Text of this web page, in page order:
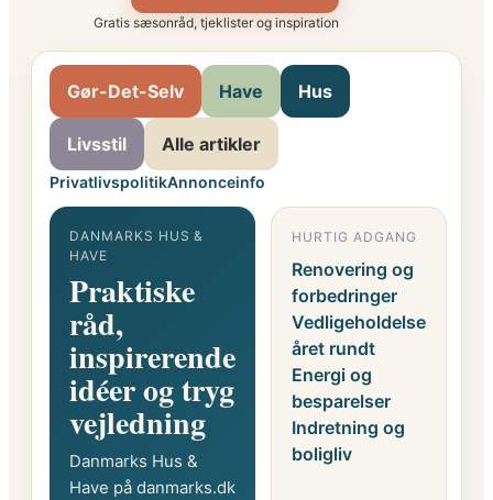
Gratis sæsonråd, tjeklister og inspiration
Gør-Det-Selv Have Hus
Livsstil Alle artikler
PrivatlivspolitikAnnonceinfo
DANMARKS HUS &
HAVE
Praktiske
råd,
inspirerende
idéer og tryg
vejledning
Danmarks Hus &
Have på danmarks.dk
HURTIG ADGANG
Renovering og
forbedringer
Vedligeholdelse
året rundt
Energi og
besparelser
Indretning og
boligliv